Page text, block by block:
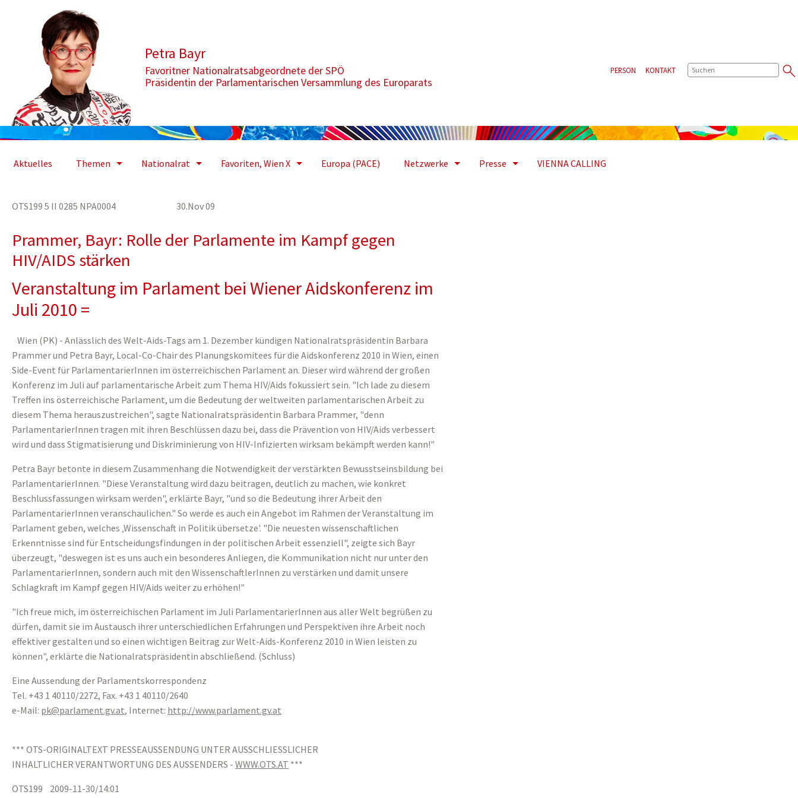
Petra Bayr
Favoritner Nationalratsabgeordnete der SPÖ
Präsidentin der Parlamentarischen Versammlung des Europarats
PERSON KONTAKTSUCHE
Aktuelles Themen Nationalrat Favoriten, Wien X Europa (PACE) Netzwerke Presse VIENNA CALLING
OTS199 5 II 0285 NPA0004 30.Nov 09
Prammer, Bayr: Rolle der Parlamente im Kampf gegen
HIV/AIDS stärken
Veranstaltung im Parlament bei Wiener Aidskonferenz im
Juli 2010 =
Wien (PK) - Anlässlich des Welt-Aids-Tags am 1. Dezember kündigen Nationalratspräsidentin Barbara
Prammer und Petra Bayr, Local-Co-Chair des Planungskomitees für die Aidskonferenz 2010 in Wien, einen
Side-Event für ParlamentarierInnen im österreichischen Parlament an. Dieser wird während der großen
Konferenz im Juli auf parlamentarische Arbeit zum Thema HIV/Aids fokussiert sein. "Ich lade zu diesem
Treffen ins österreichische Parlament, um die Bedeutung der weltweiten parlamentarischen Arbeit zu
diesem Thema herauszustreichen", sagte Nationalratspräsidentin Barbara Prammer, "denn
ParlamentarierInnen tragen mit ihren Beschlüssen dazu bei, dass die Prävention von HIV/Aids verbessert
wird und dass Stigmatisierung und Diskriminierung von HIV-Infizierten wirksam bekämpft werden kann!"
Petra Bayr betonte in diesem Zusammenhang die Notwendigkeit der verstärkten Bewusstseinsbildung bei
ParlamentarierInnen. "Diese Veranstaltung wird dazu beitragen, deutlich zu machen, wie konkret
Beschlussfassungen wirksam werden", erklärte Bayr, "und so die Bedeutung ihrer Arbeit den
ParlamentarierInnen veranschaulichen." So werde es auch ein Angebot im Rahmen der Veranstaltung im
Parlament geben, welches ‚Wissenschaft in Politik übersetze'. "Die neuesten wissenschaftlichen
Erkenntnisse sind für Entscheidungsfindungen in der politischen Arbeit essenziell", zeigte sich Bayr
überzeugt, "deswegen ist es uns auch ein besonderes Anliegen, die Kommunikation nicht nur unter den
ParlamentarierInnen, sondern auch mit den WissenschaftlerInnen zu verstärken und damit unsere
Schlagkraft im Kampf gegen HIV/Aids weiter zu erhöhen!"
"Ich freue mich, im österreichischen Parlament im Juli ParlamentarierInnen aus aller Welt begrüßen zu
dürfen, damit sie im Austausch ihrer unterschiedlichen Erfahrungen und Perspektiven ihre Arbeit noch
effektiver gestalten und so einen wichtigen Beitrag zur Welt-Aids-Konferenz 2010 in Wien leisten zu
können", erklärte die Nationalratspräsidentin abschließend. (Schluss)
Eine Aussendung der Parlamentskorrespondenz
Tel. +43 1 40110/2272, Fax. +43 1 40110/2640
e-Mail: pk parlament.gvat, Internet: http://www.parlament.gv.at
*** OTS-ORIGINALTEXT PRESSEAUSSENDUNG UNTER AUSSCHLIESSLICHER
INHALTLICHER VERANTWORTUNG DES AUSSENDERS - WWW.OTS.AT ***
OTS199 2009-11-30/14:01